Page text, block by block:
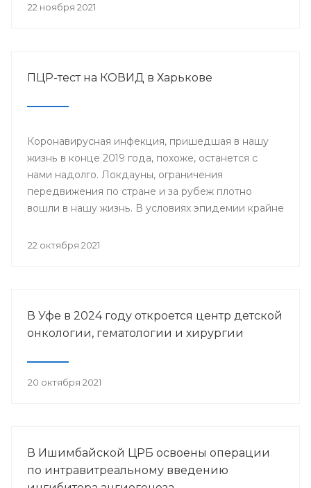
22 ноября 2021
ПЦР-тест на КОВИД в Харькове
Коронавирусная инфекция, пришедшая в нашу
жизнь в конце 2019 года, похоже, останется с
нами надолго. Локдауны, ограничения
передвижения по стране и за рубеж плотно
вошли в нашу жизнь. В условиях эпидемии крайне
коронавирусной инфекцией, ведь даже при
22 октября 2021
В Уфе в 2024 году откроется центр детской
онкологии, гематологии и хирургии
20 октября 2021
В Ишимбайской ЦРБ освоены операции
по интравитреальному введению